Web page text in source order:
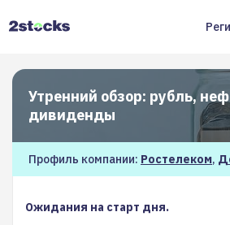
Утренний обзор: рубль,
дивиденды
Профиль компании: Ростелеком,
Ожидания на старт дня.